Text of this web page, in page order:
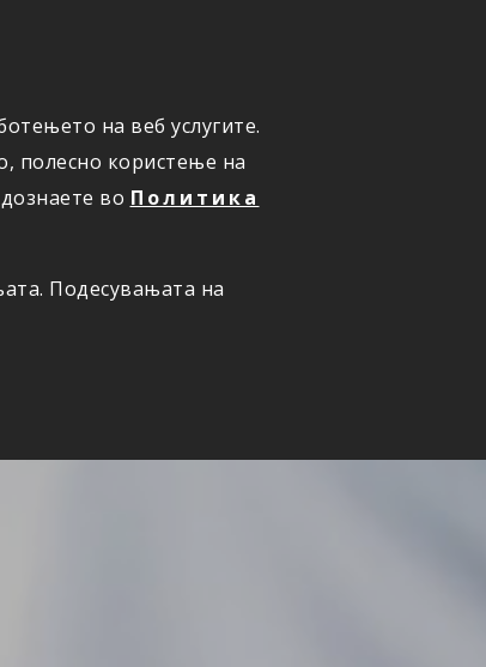
на веб услугите.
полесно користење на
во Политика
Подесувањата на
ОНЛАЈН ПРИЈАВИ ШТЕТА